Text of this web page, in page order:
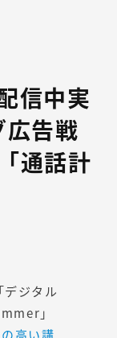
信中実
告戦
通話計
ジタル
」